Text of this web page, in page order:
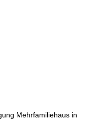
Mehrfamiliehaus in